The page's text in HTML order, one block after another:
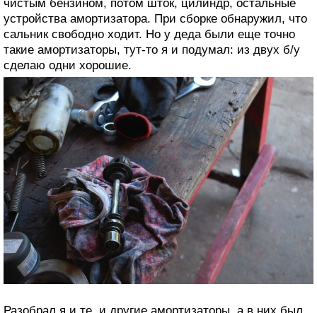
чистым бензином, потом шток, цилиндр, остальные
устройства амортизатора. При сборке обнаружил, что
сальник свободно ходит. Но у деда были еще точно
такие амортизаторы, тут-то я и подумал: из двух б/у
сделаю одни хорошие.